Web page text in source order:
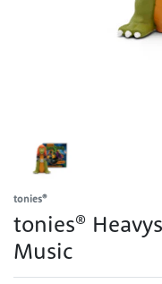
tonies®
tonies®
Music